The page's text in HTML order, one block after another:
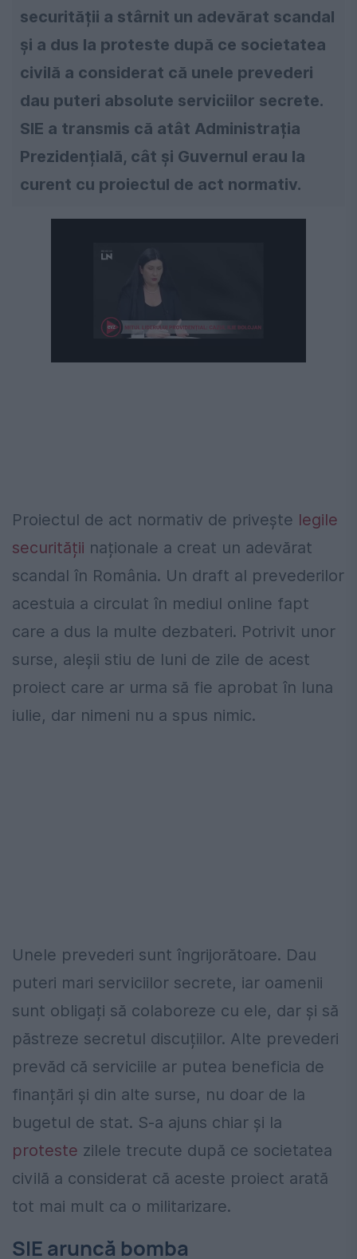
securității a stârnit un adevărat scandal
și a dus la proteste după ce societatea
civilă a considerat că unele prevederi
dau puteri absolute serviciilor secrete.
SIE a transmis că atât Administrația
Prezidențială, cât și Guvernul erau la
curent cu proiectul de act normativ.
Proiectul de act normativ de privește legile
securității naționale a creat un adevărat
scandal în România. Un draft al prevederilor
acestuia a circulat în mediul online fapt
care a dus la multe dezbateri. Potrivit unor
surse, aleșii stiu de luni de zile de acest
proiect care ar urma să fie aprobat în luna
iulie, dar nimeni nu a spus nimic.
Unele prevederi sunt îngrijorătoare. Dau
puteri mari serviciilor secrete, iar oamenii
sunt obligați să colaboreze cu ele, dar și să
păstreze secretul discuțiilor. Alte prevederi
prevăd că serviciile ar putea beneficia de
finanțări și din alte surse, nu doar de la
bugetul de stat. S-a ajuns chiar și la
proteste zilele trecute după ce societatea
civilă a considerat că aceste proiect arată
tot mai mult ca o militarizare.
SIE aruncă bomba